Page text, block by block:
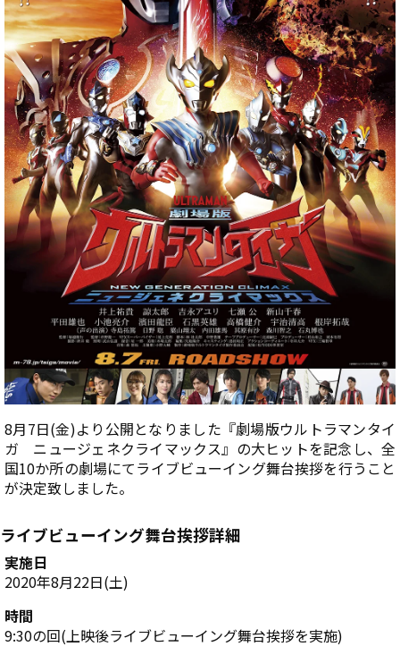
8月7日(金)より公開となりました『劇場版ウルトラマンタイ
ガ ニュージェネクライマックス』の大ヒットを記念し、全
国10か所の劇場にてライブビューイング舞台挨拶を行うこと
が決定致しました。
ライブビューイング舞台挨拶詳細
実施日
2020年8月22日(土)
時間
9:30の回(上映後ライブビューイング舞台挨拶を実施)